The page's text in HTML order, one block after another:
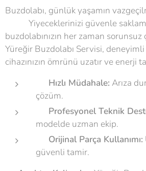
Buzdolabı, günlük yaşamın
🥦🍗 Yiyeceklerinizi güvenle
buzdolabınızın her zaman sorunsuz
Yüreğir Buzdolabı Servisi,
cihazınızın ömrünü uzatır ve enerji
Hızlı Müdahale: Arıza
çözüm.
Profesyonel Teknik
modelde uzman ekip.
Orijinal Parça Kullanımı:
güvenli tamir.